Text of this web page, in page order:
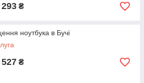
ноутбука;
ноутбука;
ноутбука;
293 ₴
ноутбука в Бучі
527 ₴